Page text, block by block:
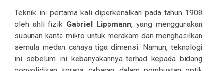
Teknik ini pertama kali diperkenalkan pada tahun 1908
oleh ahli fizik Gabriel Lippmann, yang menggunakan
susunan kanta mikro untuk merakam dan menghasilkan
semula medan cahaya tiga dimensi. Namun, teknologi
ini sebelum ini kebanyakannya terhad kepada bidang